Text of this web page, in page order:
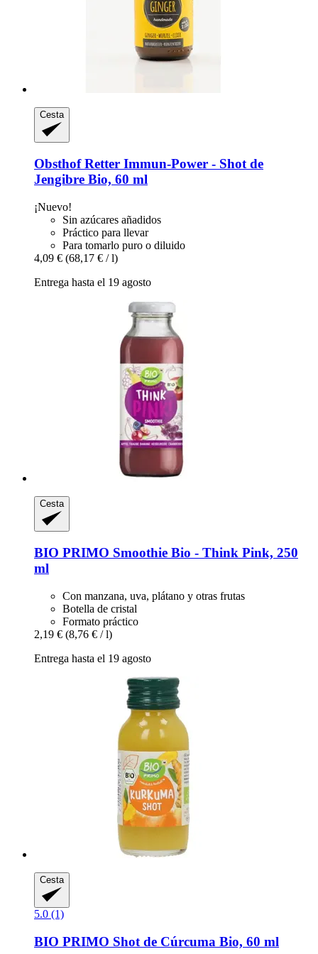
Cesta
Obsthof Retter Immun-​Power -​ Shot de
Jengibre Bio, 60 ml
¡Nuevo!
Sin azúcares añadidos
Práctico para llevar
Para tomarlo puro o diluido
4,09 € (68,17 € / l)
Entrega hasta el 19 agosto
Cesta
BIO PRIMO Smoothie Bio -​ Think Pink, 250
ml
Con manzana, uva, plátano y otras frutas
Botella de cristal
Formato práctico
2,19 € (8,76 € / l)
Entrega hasta el 19 agosto
Cesta
5.0 (1)
BIO PRIMO Shot de Cúrcuma Bio, 60 ml